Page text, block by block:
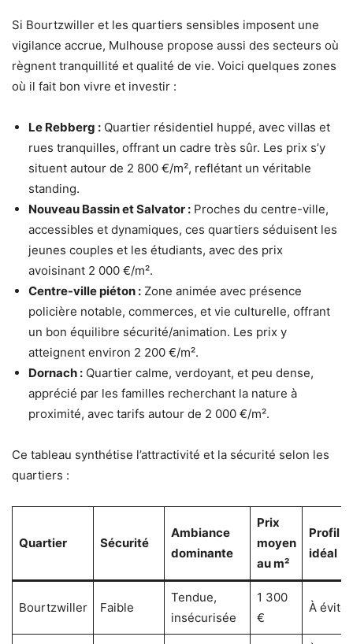
Si Bourtzwiller et les quartiers sensibles imposent une
vigilance accrue, Mulhouse propose aussi des secteurs où
règnent tranquillité et qualité de vie. Voici quelques zones
où il fait bon vivre et investir :
Le Rebberg : Quartier résidentiel huppé, avec villas et
rues tranquilles, offrant un cadre très sûr. Les prix s’y
situent autour de 2 800 €/m², reflétant un véritable
standing.
Nouveau Bassin et Salvator : Proches du centre-ville,
accessibles et dynamiques, ces quartiers séduisent les
jeunes couples et les étudiants, avec des prix
avoisinant 2 000 €/m².
Centre-ville piéton : Zone animée avec présence
policière notable, commerces, et vie culturelle, offrant
un bon équilibre sécurité/animation. Les prix y
atteignent environ 2 200 €/m².
Dornach : Quartier calme, verdoyant, et peu dense,
apprécié par les familles recherchant la nature à
proximité, avec tarifs autour de 2 000 €/m².
Ce tableau synthétise l’attractivité et la sécurité selon les
quartiers :
Quartier Sécurité
Ambiance
dominante
Prix
moyen
au m²
Profil
idéal
Bourtzwiller Faible
Tendue,
insécurisée
1 300
€
À éviter